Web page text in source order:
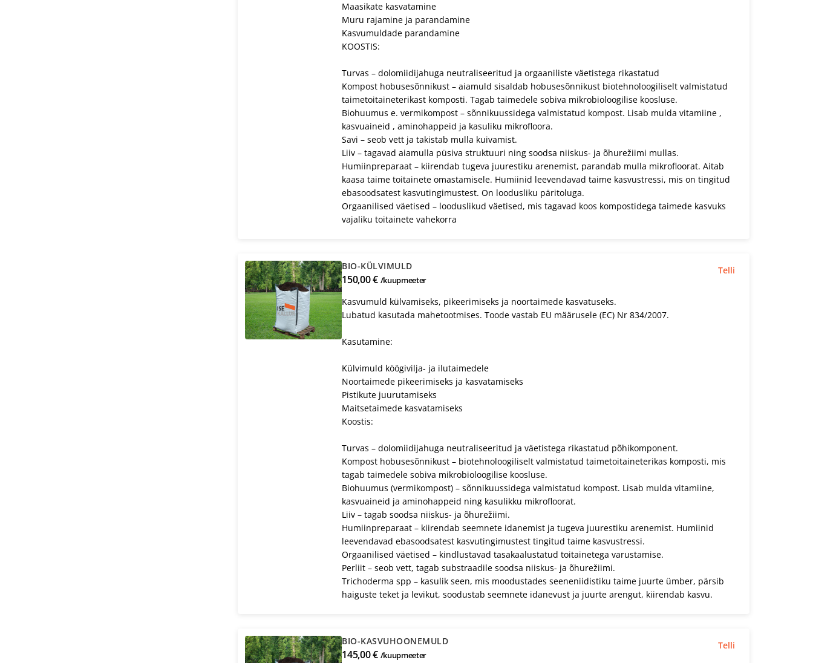
Maasikate kasvatamine
Muru rajamine ja parandamine
Kasvumuldade parandamine
KOOSTIS:
Turvas – dolomiidijahuga neutraliseeritud ja orgaaniliste väetistega rikastatud
Kompost hobusesõnnikust – aiamuld sisaldab hobusesõnnikust biotehnoloogiliselt valmistatud
taimetoitaineterikast komposti. Tagab taimedele sobiva mikrobioloogilise koosluse.
Biohuumus e. vermikompost – sõnnikuussidega valmistatud kompost. Lisab mulda vitamiine ,
kasvuaineid , aminohappeid ja kasuliku mikrofloora.
Savi – seob vett ja takistab mulla kuivamist.
Liiv – tagavad aiamulla püsiva struktuuri ning soodsa niiskus- ja õhurežiimi mullas.
Humiinpreparaat – kiirendab tugeva juurestiku arenemist, parandab mulla mikrofloorat. Aitab
kaasa taime toitainete omastamisele. Humiinid leevendavad taime kasvustressi, mis on tingitud
ebasoodsatest kasvutingimustest. On loodusliku päritoluga.
Orgaanilised väetised – looduslikud väetised, mis tagavad koos kompostidega taimede kasvuks
vajaliku toitainete vahekorra
BIO-KÜLVIMULD
150,00 € /kuupmeeter
Telli
Kasvumuld külvamiseks, pikeerimiseks ja noortaimede kasvatuseks.
Lubatud kasutada mahetootmises. Toode vastab EU määrusele (EC) Nr 834/2007.
Kasutamine:
Külvimuld köögivilja- ja ilutaimedele
Noortaimede pikeerimiseks ja kasvatamiseks
Pistikute juurutamiseks
Maitsetaimede kasvatamiseks
Koostis:
Turvas – dolomiidijahuga neutraliseeritud ja väetistega rikastatud põhikomponent.
Kompost hobusesõnnikust – biotehnoloogiliselt valmistatud taimetoitaineterikas komposti, mis
tagab taimedele sobiva mikrobioloogilise koosluse.
Biohuumus (vermikompost) – sõnnikuussidega valmistatud kompost. Lisab mulda vitamiine,
kasvuaineid ja aminohappeid ning kasulikku mikrofloorat.
Liiv – tagab soodsa niiskus- ja õhurežiimi.
Humiinpreparaat – kiirendab seemnete idanemist ja tugeva juurestiku arenemist. Humiinid
leevendavad ebasoodsatest kasvutingimustest tingitud taime kasvustressi.
Orgaanilised väetised – kindlustavad tasakaalustatud toitainetega varustamise.
Perliit – seob vett, tagab substraadile soodsa niiskus- ja õhurežiimi.
Trichoderma spp – kasulik seen, mis moodustades seeneniidistiku taime juurte ümber, pärsib
haiguste teket ja levikut, soodustab seemnete idanevust ja juurte arengut, kiirendab kasvu.
BIO-KASVUHOONEMULD
145,00 € /kuupmeeter
Telli